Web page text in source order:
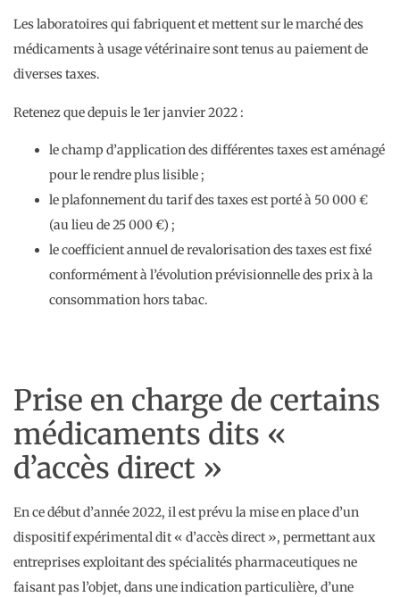
Les laboratoires qui fabriquent et mettent sur le marché des
médicaments à usage vétérinaire sont tenus au paiement de
diverses taxes.
Retenez que depuis le 1er janvier 2022 :
le champ d’application des différentes taxes est aménagé
pour le rendre plus lisible ;
le plafonnement du tarif des taxes est porté à 50 000 €
(au lieu de 25 000 €) ;
le coefficient annuel de revalorisation des taxes est fixé
conformément à l’évolution prévisionnelle des prix à la
consommation hors tabac.
Prise en charge de certains
médicaments dits «
d’accès direct »
En ce début d’année 2022, il est prévu la mise en place d’un
dispositif expérimental dit « d’accès direct », permettant aux
entreprises exploitant des spécialités pharmaceutiques ne
faisant pas l’objet, dans une indication particulière, d’une